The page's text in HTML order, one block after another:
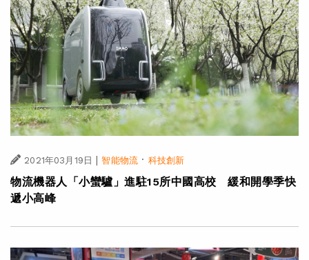
2021年03月19日 智能物流 · 科技創新
物流機器人「小蠻驢」進駐15所中國高校 緩和開學季快
遞小高峰